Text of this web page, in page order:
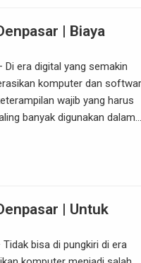
| Biaya
era digital yang semakin
komputer dan
wajib yang harus
banyak digunakan dalam
Microsoft Excel. Excel tidak
tetapi juga alat yang
| Untuk
bisa di pungkiri di era